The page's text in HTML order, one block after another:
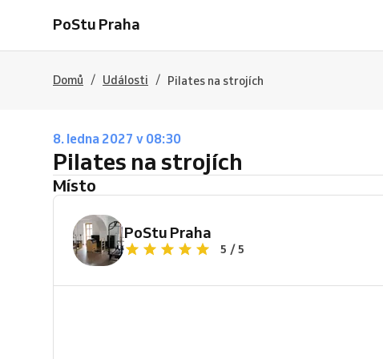
PoStu Praha
Domů / Události / Pilates na strojích
8. ledna 2027 v 08:30
Pilates na strojích
Místo
PoStu Praha
5 / 5